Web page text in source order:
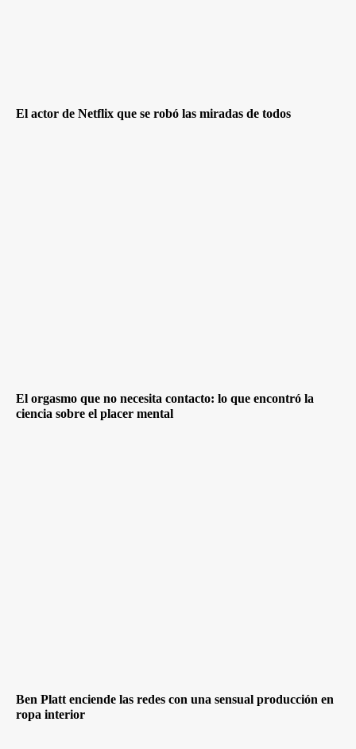
El actor de Netflix que se robó las miradas de todos
El orgasmo que no necesita contacto: lo que encontró la
ciencia sobre el placer mental
Ben Platt enciende las redes con una sensual producción en
ropa interior